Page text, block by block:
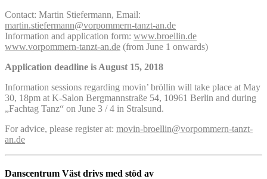
Contact: Martin Stiefermann, Email:
martin.stiefermann@vorpommern-tanzt-an.de
Information and application form: www.broellin.de
www.vorpommern-tanzt-an.de (from June 1 onwards)
Application deadline is August 15, 2018
Information sessions regarding movin’ bröllin will take place at May
30, 18pm at K-Salon Bergmannstraße 54, 10961 Berlin and during
„Fachtag Tanz“ on June 3 / 4 in Stralsund.
For advice, please register at: movin-broellin@vorpommern-tanzt-
an.de
Danscentrum Väst drivs med stöd av